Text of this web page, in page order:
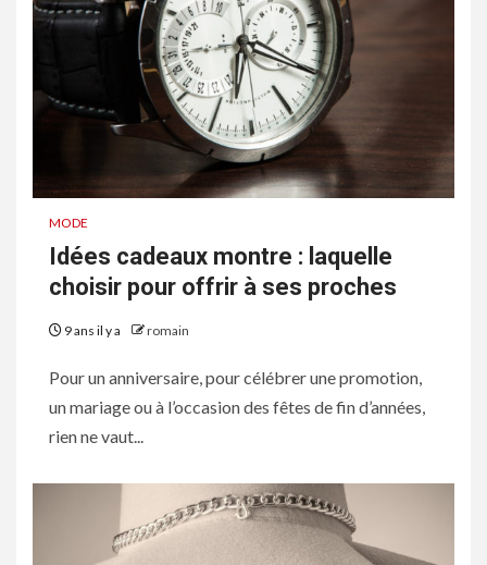
MODE
Idées cadeaux montre : laquelle
choisir pour offrir à ses proches
9 ans il y a romain
Pour un anniversaire, pour célébrer une promotion,
un mariage ou à l’occasion des fêtes de fin d’années,
rien ne vaut...